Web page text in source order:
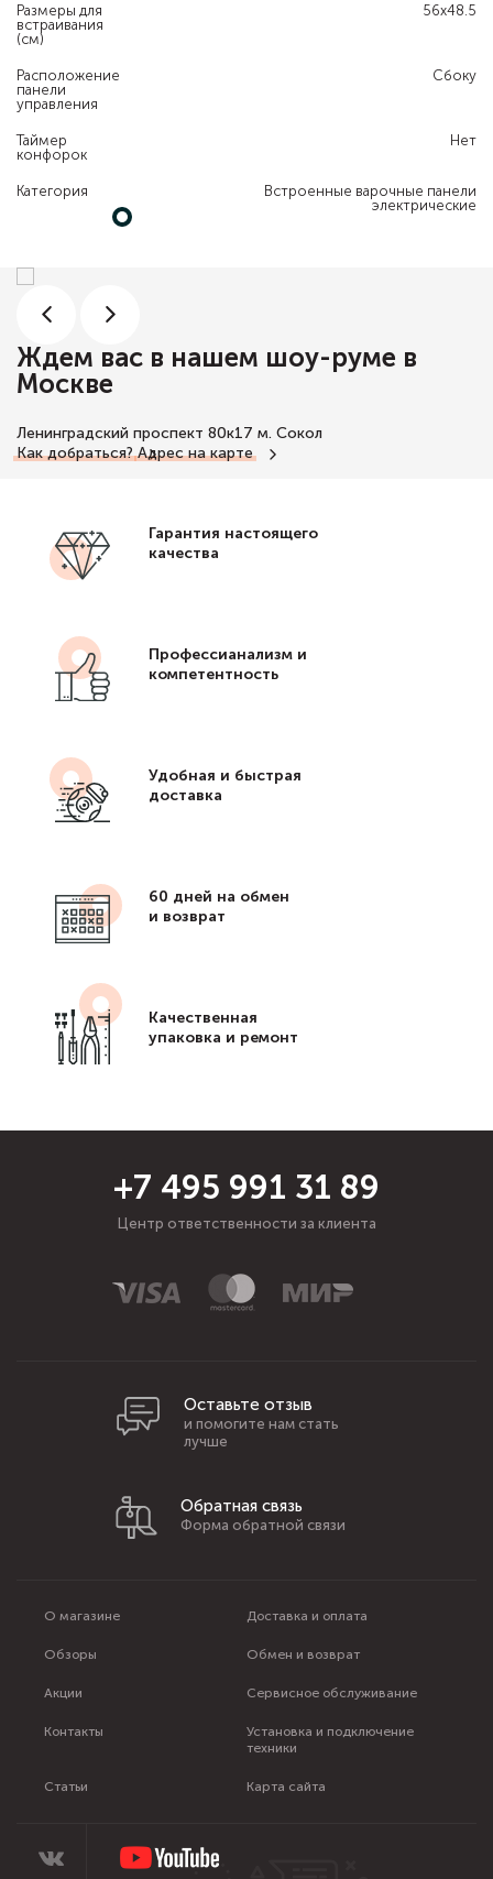
Размеры для
встраивания
(см)
56х48.5
Расположение
панели
управления
Сбоку
Таймер
конфорок
Нет
Категория
Встроенные варочные панели
электрические
Ждем вас в нашем шоу-руме в
Москве
Ленинградский проспект 80к17 м. Сокол
Как добраться? Адрес на карте
Гарантия настоящего
качества
Профессианализм и
компетентность
Удобная и быстрая
доставка
60 дней на обмен
и возврат
Качественная
упаковка и ремонт
+7 495 991 31 89
Центр ответственности за клиента
О магазине Доставка и оплата
Обзоры Обмен и возврат
Акции Сервисное обслуживание
Контакты
Установка и подключение
техники
Статьи Карта сайта
Оставьте отзыв
и помогите нам стать
лучше
Обратная связь
Форма обратной связи